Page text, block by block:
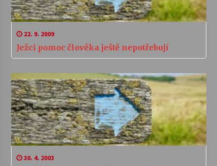
22. 9. 2009
Ježci pomoc člověka ještě nepotřebují
30. 4. 2003